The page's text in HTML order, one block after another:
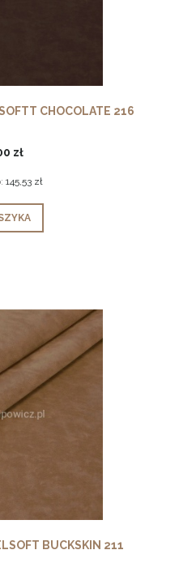
CHOCOLATE 216
zł
145,53 zł
BUCKSKIN 211